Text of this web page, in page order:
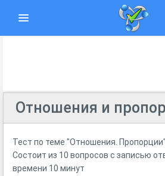
Отношения и
Тест по теме "Отношения. Пропорции"
Состоит из 10 вопросов с записью
времени 10 минут